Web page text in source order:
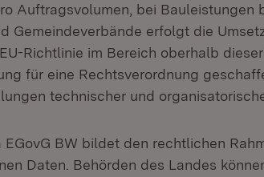
Auftragsvolumen, bei Bauleistungen
Gemeindeverbände erfolgt die
Richtlinie im Bereich oberhalb
für eine Rechtsverordnung
technischer und
EGovG BW bildet den rechtlichen
Daten. Behörden des Landes